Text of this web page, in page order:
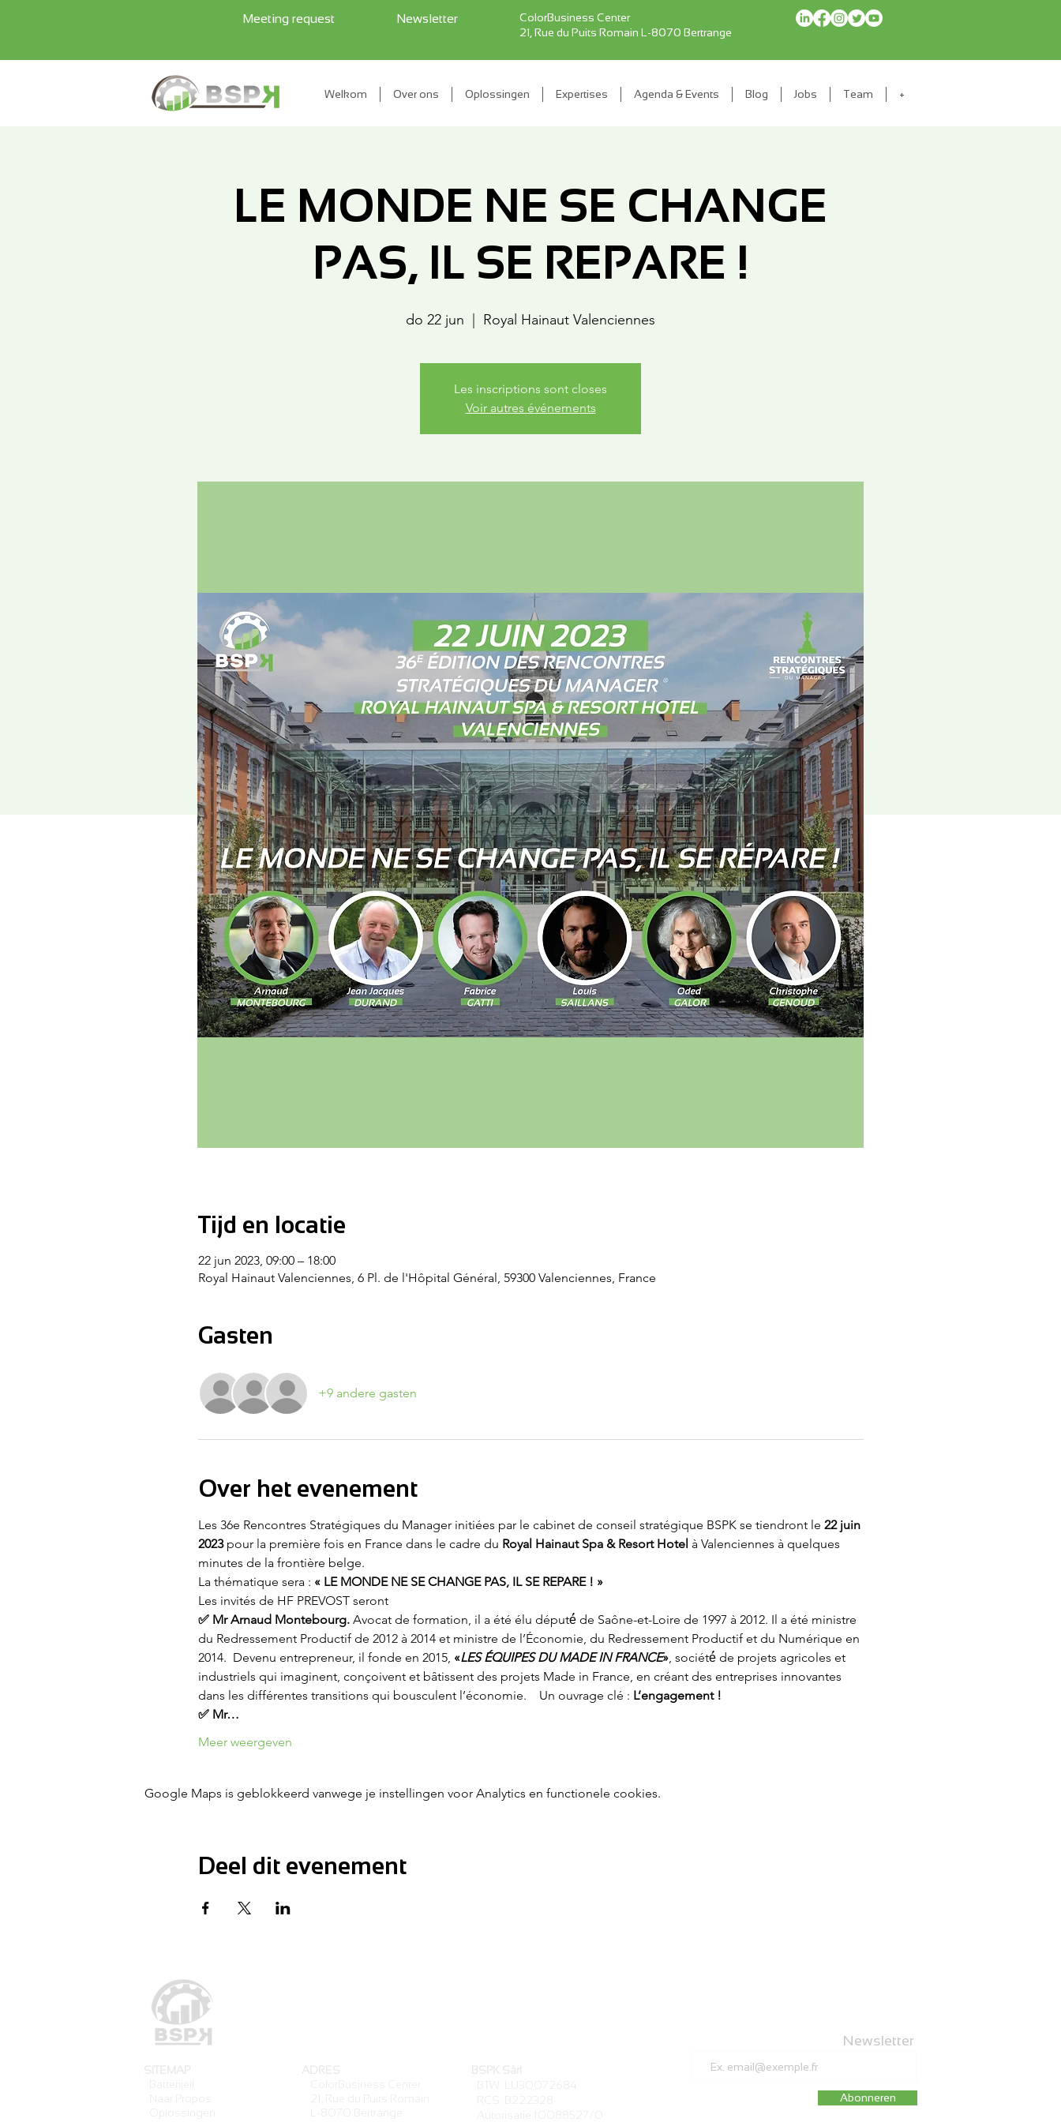
Meeting request Newsletter
ColorBusiness Center
21, Rue du Puits Romain L-8070 Bertrange
Welkom Over ons Oplossingen Expertises Agenda & Events Blog Jobs Team +
LE MONDE NE SE CHANGE
PAS, IL SE REPARE !
do 22 jun Royal Hainaut Valenciennes
Les inscriptions sont closes
Voir autres événements
Tijd en locatie
22 jun 2023, 09:00 – 18:00
Royal Hainaut Valenciennes, 6 Pl. de l'Hôpital Général, 59300 Valenciennes, France
Gasten
+9 andere gasten
Over het evenement
Les 36e Rencontres Stratégiques du Manager initiées par le cabinet de conseil stratégique BSPK se tiendront le 22 juin
2023 pour la première fois en France dans le cadre du Royal Hainaut Spa & Resort Hotel à Valenciennes à quelques
minutes de la frontière belge.
La thématique sera : « LE MONDE NE SE CHANGE PAS, IL SE REPARE ! »
Les invités de HF PREVOST seront
✅ Mr Arnaud Montebourg. Avocat de formation, il a été élu député́ de Saône-et-Loire de 1997 à 2012. Il a été ministre
du Redressement Productif de 2012 à 2014 et ministre de l’Économie, du Redressement Productif et du Numérique en
2014.  Devenu entrepreneur, il fonde en 2015, «LES ÉQUIPES DU MADE IN FRANCE», société́ de projets agricoles et
industriels qui imaginent, conçoivent et bâtissent des projets Made in France, en créant des entreprises innovantes
dans les différentes transitions qui bousculent l’économie.    Un ouvrage clé : L’engagement !
✅ Mr…
Meer weergeven
Google Maps is geblokkeerd vanwege je instellingen voor Analytics en functionele cookies.
Deel dit evenement
SITEMAP
ADRES
Newsletter
Abonneren
BSPK Sàrl